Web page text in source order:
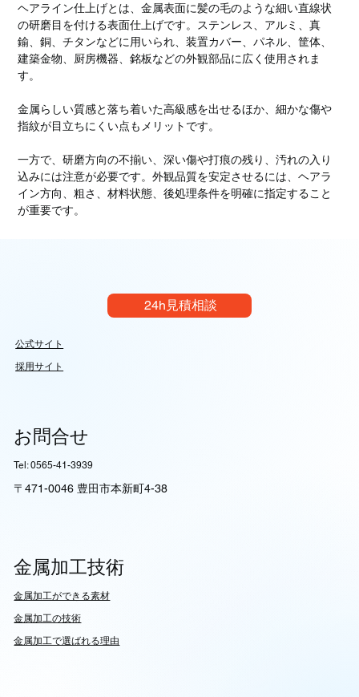
ヘアライン仕上げとは、金属表面に髪の毛のような細い直線状
の研磨目を付ける表面仕上げです。ステンレス、アルミ、真
鍮、銅、チタンなどに用いられ、装置カバー、パネル、筐体、
建築金物、厨房機器、銘板などの外観部品に広く使用されま
す。
金属らしい質感と落ち着いた高級感を出せるほか、細かな傷や
指紋が目立ちにくい点もメリットです。
一方で、研磨方向の不揃い、深い傷や打痕の残り、汚れの入り
込みには注意が必要です。外観品質を安定させるには、ヘアラ
イン方向、粗さ、材料状態、後処理条件を明確に指定すること
が重要です。
24h見積相談
公式サイト
採用サイト
お問合せ
Tel: 0565-41-3939
〒471-0046 豊田市本新町4-38
金属加工技術
​金属加工ができる素材
​金属加工の技術
金属加工で選ばれる理由